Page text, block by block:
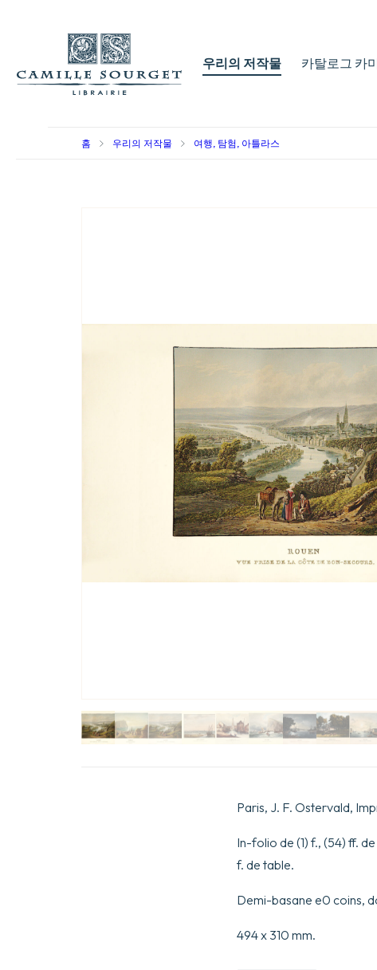
우리의 저작물 카탈로그 카
홈 우리의 저작물 여행, 탐험, 아틀라스
Paris, J. F. Ostervald,
In-folio de (1) f., (54) ff.
f. de table.
Demi-basane e0 coins,
494 x 310 mm.